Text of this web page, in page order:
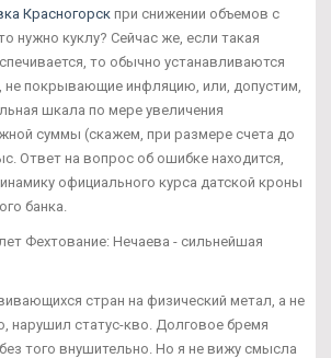
Красногорск при снижении объемов с
нужно куклу? Сейчас же, если такая
то обычно устанавливаются
не покрывающие инфляцию, или, допустим,
шкала по мере увеличения
суммы (скажем, при размере счета до
Ответ на вопрос об ошибке находится,
официального курса датской кроны
банка.
Фехтование: Нечаева - сильнейшая
стран на физический метал, а не
нарушил статус-кво. Долговое бремя
того внушительно. Но я не вижу смысла